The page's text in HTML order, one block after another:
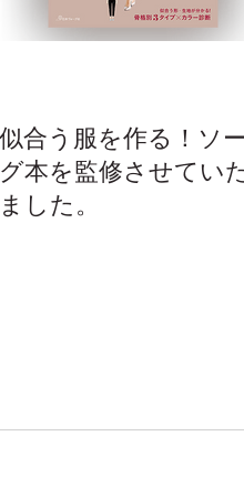
似合う服を作る！ソ
グ本を監修させてい
ました。